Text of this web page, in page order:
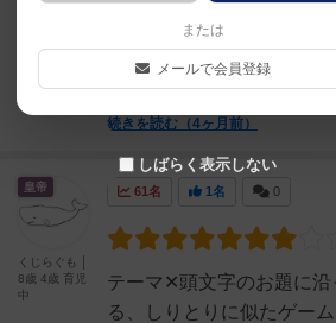
が多く、難しかった。そ
の『ワードスナイパーキ
っているけど、大人にと
ではないです。子どもで...
続きを読む（4ヶ月前）
61名 1名 0
テーマ✕頭文字のお題に沿
る、しりとりに似たゲー
皇帝
くじらぐも │
8歳 4歳 育児
中
または
メールで会員登録
しばらく表示しない